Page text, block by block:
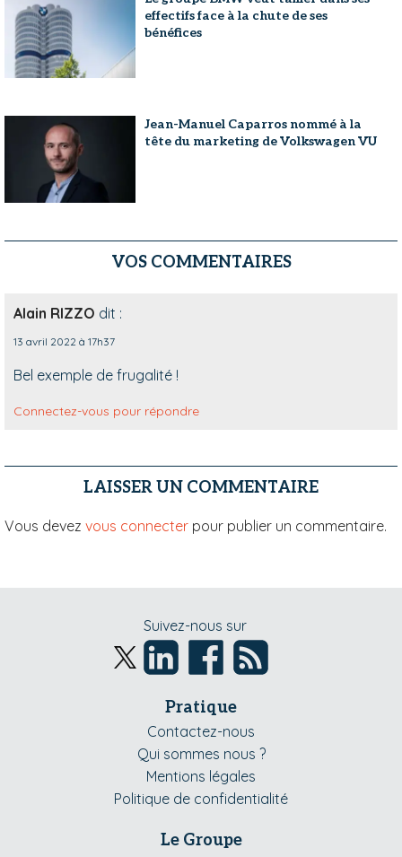
effectifs face à la chute de ses
bénéfices
Jean-Manuel Caparros nommé à la
tête du marketing de Volkswagen VU
VOS COMMENTAIRES
Alain RIZZO dit :
13 avril 2022 à 17h37
Bel exemple de frugalité !
Connectez-vous pour répondre
LAISSER UN COMMENTAIRE
Vous devez vous connecter pour publier un commentaire.
Suivez-nous sur
Pratique
Contactez-nous
Qui sommes nous ?
Mentions légales
Politique de confidentialité
Le Groupe